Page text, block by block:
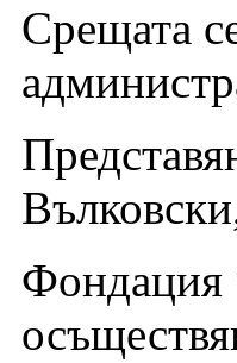
Срещата
Фондация